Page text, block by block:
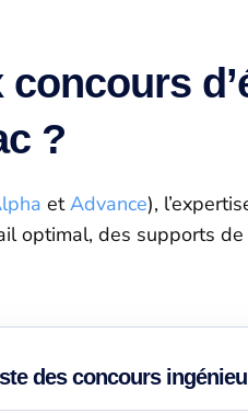
?
etAdvance),
optimal, des supports
des concours